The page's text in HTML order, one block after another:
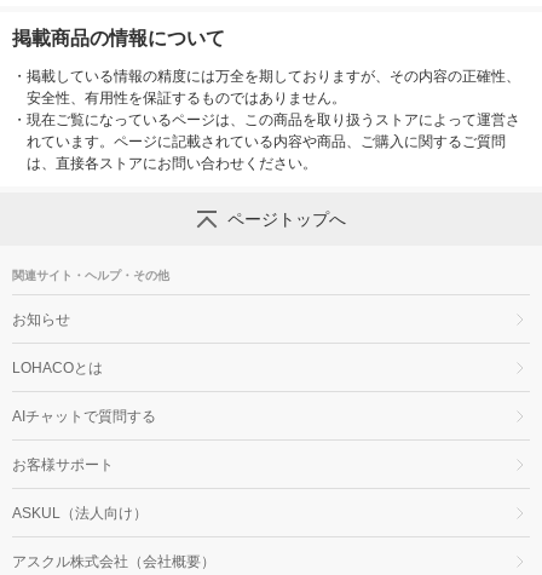
掲載商品の情報について
・ 掲載している情報の精度には万全を期しておりますが、その内容の正確性、
安全性、有用性を保証するものではありません。
・ 現在ご覧になっているページは、この商品を取り扱うストアによって運営さ
れています。ページに記載されている内容や商品、ご購入に関するご質問
は、直接各ストアにお問い合わせください。
ページトップへ
関連サイト・ヘルプ・その他
お知らせ
LOHACOとは
AIチャットで質問する
お客様サポート
ASKUL（法人向け）
アスクル株式会社（会社概要）